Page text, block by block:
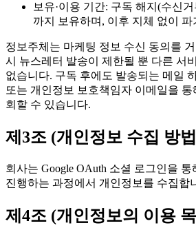
보유·이용 기간: 구독 해지(수신
까지 보유하며, 이후 지체 없이 파
정보주체는 마케팅 정보 수신 동의를
시 뉴스레터 발송이 제한될 뿐 다른 서
없습니다. 구독 후에도 발송되는 메일
또는 개인정보 보호책임자 이메일을
회할 수 있습니다.
제3조 (개인정보 수집 방
회사는 Google OAuth 소셜 로그인을
진행하는 과정에서 개인정보를 수집합
제4조 (개인정보의 이용